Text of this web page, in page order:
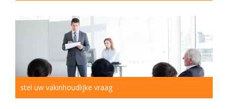
stel uw vakinhoudlijke vraag